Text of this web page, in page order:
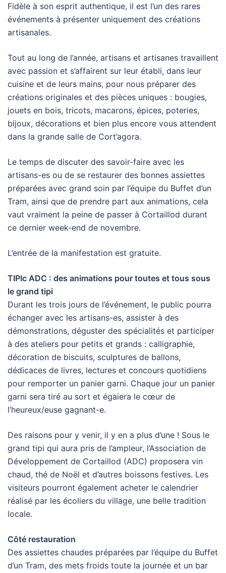
Fidèle à son esprit authentique, il est l’un des rares
événements à présenter uniquement des créations
artisanales.
Tout au long de l’année, artisans et artisanes travaillent
avec passion et s’affairent sur leur établi, dans leur
cuisine et de leurs mains, pour nous préparer des
créations originales et des pièces uniques : bougies,
jouets en bois, tricots, macarons, épices, poteries,
bijoux, décorations et bien plus encore vous attendent
dans la grande salle de Cort’agora.
Le temps de discuter des savoir-faire avec les
artisans-es ou de se restaurer des bonnes assiettes
préparées avec grand soin par l’équipe du Buffet d’un
Tram, ainsi que de prendre part aux animations, cela
vaut vraiment la peine de passer à Cortaillod durant
ce dernier week-end de novembre.
L’entrée de la manifestation est gratuite.
TIPIc ADC : des animations pour toutes et tous sous
le grand tipi
Durant les trois jours de l’événement, le public pourra
échanger avec les artisans-es, assister à des
démonstrations, déguster des spécialités et participer
à des ateliers pour petits et grands : calligraphie,
décoration de biscuits, sculptures de ballons,
dédicaces de livres, lectures et concours quotidiens
pour remporter un panier garni. Chaque jour un panier
garni sera tiré au sort et égaiera le cœur de
l’heureux/euse gagnant-e.
Des raisons pour y venir, il y en a plus d’une ! Sous le
grand tipi qui aura pris de l’ampleur, l’Association de
Développement de Cortaillod (ADC) proposera vin
chaud, thé de Noël et d’autres boissons festives. Les
visiteurs pourront également acheter le calendrier
réalisé par les écoliers du village, une belle tradition
locale.
Côté restauration
Des assiettes chaudes préparées par l’équipe du Buffet
d’un Tram, des mets froids toute la journée et un bar